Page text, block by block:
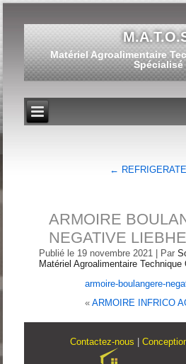
Matériel Agroalimentaire
Spécialisé
←
ARMOIRE
NEGATIVE
Publié le 19 novembre 2021 Par
Matériel Agroalimentaire
armoire-boulangere-
« ARMOIRE INFRICO
Contactez-nous